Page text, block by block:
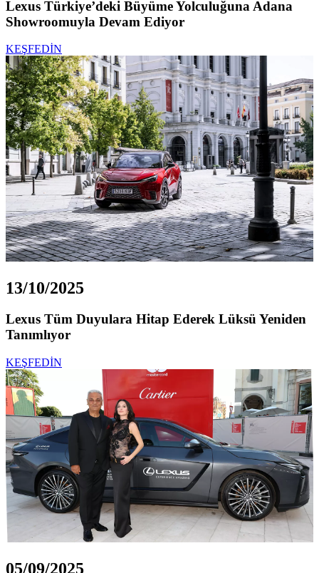
Lexus Türkiye’deki Büyüme Yolculuğuna Adana
Showroomuyla Devam Ediyor
KEŞFEDİN
13/10/2025
Lexus Tüm Duyulara Hitap Ederek Lüksü Yeniden
Tanımlıyor
KEŞFEDİN
05/09/2025